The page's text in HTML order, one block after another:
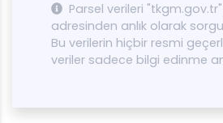
Parsel verileri
adresinden anlık olarak
Bu verilerin hiçbir resmi
veriler sadece bilgi edinme